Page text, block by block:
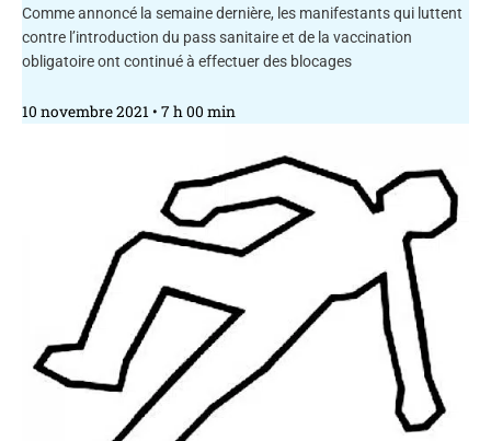
Comme annoncé la semaine dernière, les manifestants qui luttent
contre l’introduction du pass sanitaire et de la vaccination
obligatoire ont continué à effectuer des blocages
10 novembre 2021 7 h 00 min